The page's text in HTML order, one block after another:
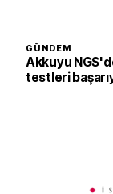
GÜNDEM
Akkuyu
testleri